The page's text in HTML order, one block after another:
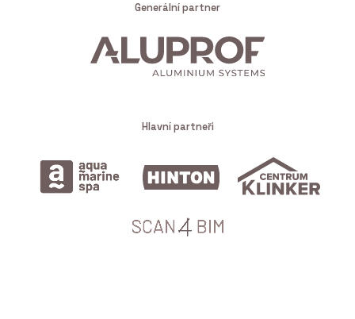
Generální partner
Hlavní partneři